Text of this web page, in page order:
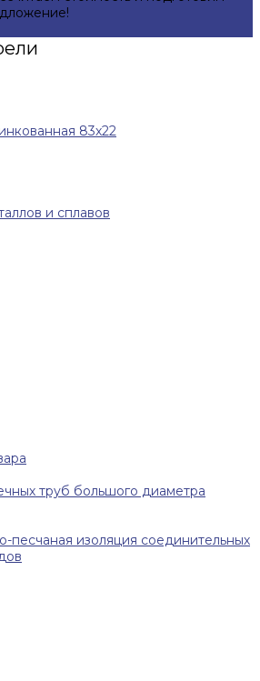
83х22
и сплавов
труб большого диаметра
песчаная изоляция соединительных